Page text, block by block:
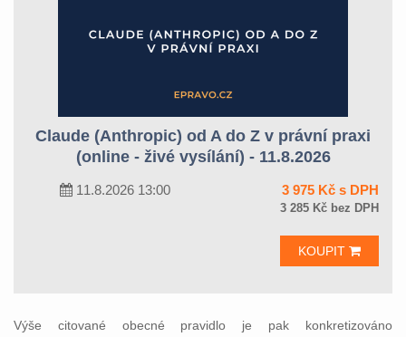
Claude (Anthropic) od A do Z v právní praxi
(online - živé vysílání) - 11.8.2026
11.8.2026 13:00 3 975 Kč s DPH
3 285 Kč bez DPH
KOUPIT
Výše citované obecné pravidlo je pak konkretizováno